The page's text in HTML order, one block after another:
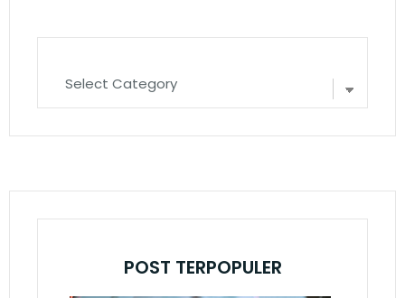
POST TERPOPULER